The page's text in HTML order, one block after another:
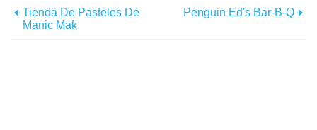
Tienda De Pasteles De
Manic Mak
Penguin Ed's Bar-B-Q